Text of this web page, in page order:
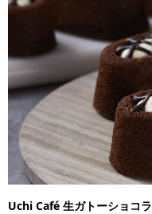
Uchi Café 生ガトーショコラ